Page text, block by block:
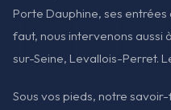
Porte Dauphine, ses entrées
faut, nous intervenons aussi
sur-Seine, Levallois-Perret.
Sous vos pieds, notre